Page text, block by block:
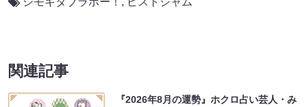
関連記事
『2026年8月の運勢』ホクロ占い芸人・み